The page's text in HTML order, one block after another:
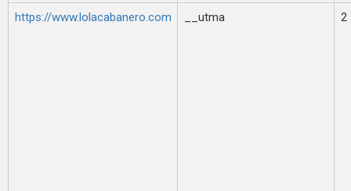
https://www.lolacabanero.com __utma 2